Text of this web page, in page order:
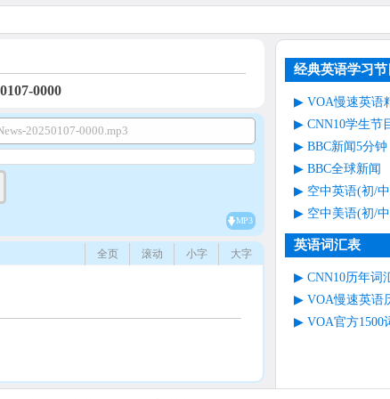
0000
20250107-0000.mp3
MP3
大字
小字
滚动
全页
经典英语学习节
VOA慢速英语
CNN10学生节
BBC新闻5分钟
BBC全球新闻
空中英语(初/
空中美语(初/
英语词汇表
CNN10历年词
VOA慢速英语
VOA官方1500